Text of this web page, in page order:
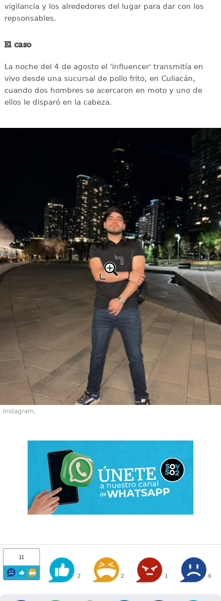
vigilancia y los alrededores del lugar para dar con los
repsonsables.
El caso
La noche del 4 de agosto el 'influencer' transmitía en
vivo desde una sucursal de pollo frito, en Culiacán,
cuando dos hombres se acercaron en moto y uno de
ellos le disparó en la cabeza.
Instagram.
11
2 2 1 6